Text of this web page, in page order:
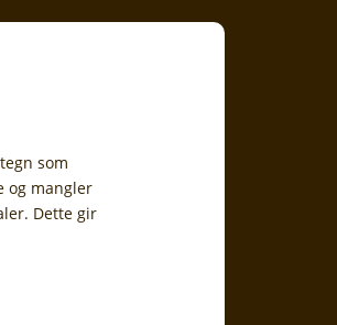
som
og mangler
Dette gir